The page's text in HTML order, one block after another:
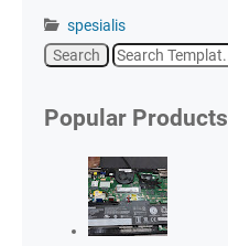
spesialis
Popular Products